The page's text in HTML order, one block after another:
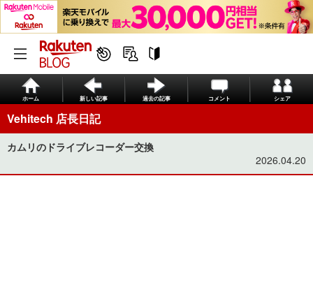
ホーム 新しい記事 過去の記事 コメント シェア
Vehitech 店長日記
カムリのドライブレコーダー交換
2026.04.20